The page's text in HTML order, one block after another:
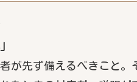
が先ず備えるべきこと